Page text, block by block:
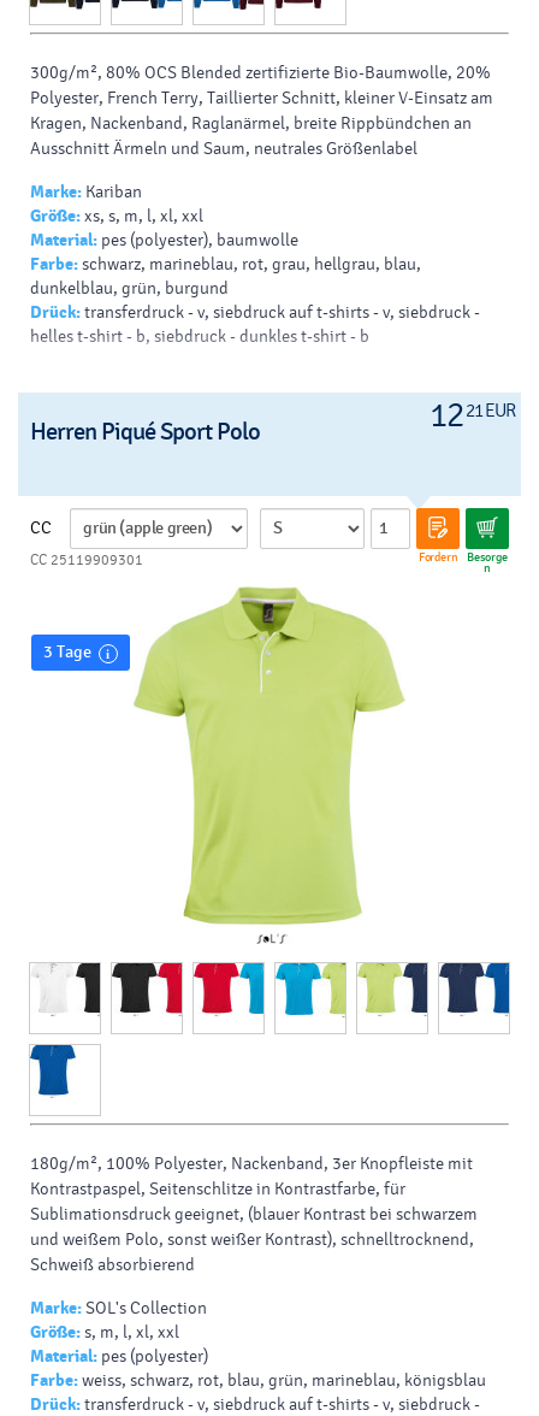
300g/m², 80% OCS Blended zertifizierte Bio-Baumwolle, 20%
Polyester, French Terry, Taillierter Schnitt, kleiner V-Einsatz am
Kragen, Nackenband, Raglanärmel, breite Rippbündchen an
Ausschnitt Ärmeln und Saum, neutrales Größenlabel
Marke: Kariban
Größe:xs, s, m, l, xl, xxl
Material: pes (polyester), baumwolle
Farbe:schwarz, marineblau, rot, grau, hellgrau, blau,
dunkelblau, grün, burgund
Drück:transferdruck - v, siebdruck auf t-shirts - v, siebdruck -
helles t-shirt - b, siebdruck - dunkles t-shirt - b
1221 EUR
Herren Piqué Sport Polo
CC
Fordern Besorge
n
CC 25119909301
3 Tage
180g/m², 100% Polyester, Nackenband, 3er Knopfleiste mit
Kontrastpaspel, Seitenschlitze in Kontrastfarbe, für
Sublimationsdruck geeignet, (blauer Kontrast bei schwarzem
und weißem Polo, sonst weißer Kontrast), schnelltrocknend,
Schweiß absorbierend
Marke:SOL's Collection
Größe:s, m, l, xl, xxl
Material: pes (polyester)
Farbe:weiss, schwarz, rot, blau, grün, marineblau, königsblau
Drück:transferdruck - v, siebdruck auf t-shirts - v, siebdruck -